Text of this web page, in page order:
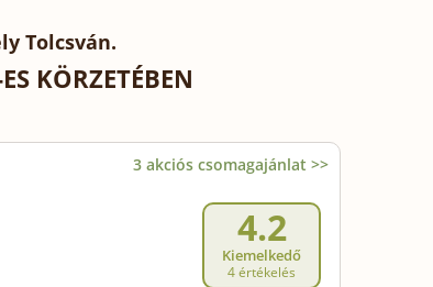
Tolcsván.
KÖRZETÉBEN
3 akciós csomagajánlat >>
4.2
Kiemelkedő
4 értékelés